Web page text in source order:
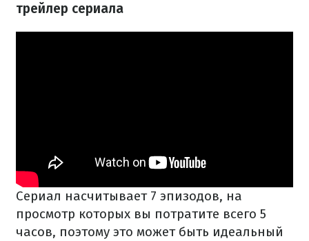
трейлер сериала
Сериал насчитывает 7 эпизодов, на
просмотр которых вы потратите всего 5
часов, поэтому это может быть идеальный